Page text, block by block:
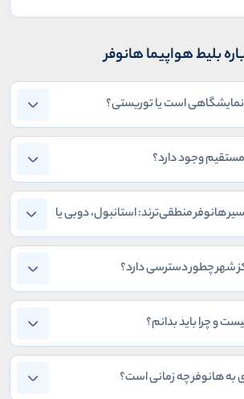
بلیط هواپیما هانوفر
است یا توریستی؟
مستقیم وجود دارد؟
هانوفر منطقی‌ترند: استانبول، دوبی یا
شهر چطور دسترسی دارد؟
و چرا باید بدانم؟
به هانوفر چه زمانی است؟